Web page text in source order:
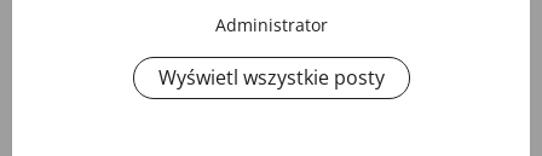
Administrator
Wyświetl wszystkie posty